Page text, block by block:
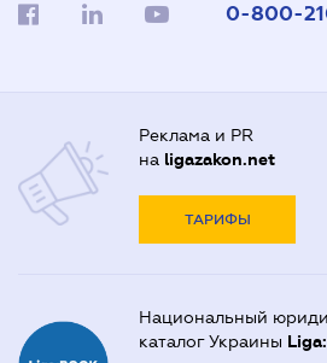
0-800-
Реклама и PR
на ligazakon.net
ТАРИФЫ
Национальный
каталог Украины